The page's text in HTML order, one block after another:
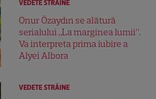
VEDETE STRĂINE
Onur Özaydın se alătură
serialului „La marginea lumii”.
Va interpreta prima iubire a
Alyei Albora
VEDETE STRĂINE